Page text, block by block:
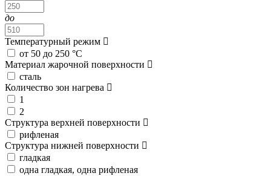
до
Температурный режим
от 50 до 250 °C
Материал жарочной поверхности
сталь
Количество зон нагрева
1
2
Структура верхней поверхности
рифленая
Структура нижней поверхности
гладкая
одна гладкая, одна рифленая